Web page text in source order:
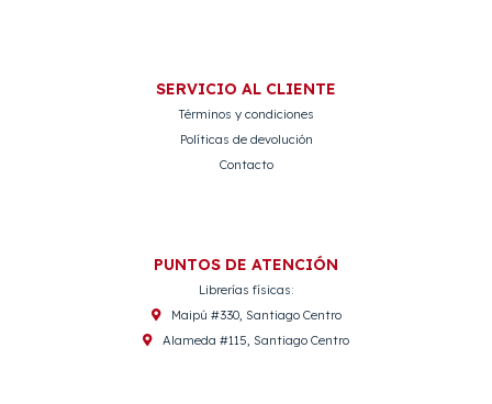
SERVICIO AL CLIENTE
Términos y condiciones
Políticas de devolución
Contacto
PUNTOS DE ATENCIÓN
Librerías físicas:
Maipú #330, Santiago Centro
Alameda #115, Santiago Centro